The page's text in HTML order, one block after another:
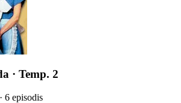
· Temp. 2
6 episodis